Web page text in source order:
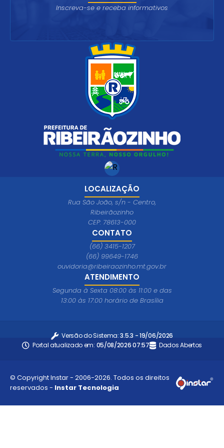
LOCALIZAÇÃO
Rua São João, s/n - Centro,
Ribeirãozinho
CEP: 78613-000
CONTATO
(66) 3415-1207
(66) 99649-1746
ouvidoria@ribeiraozinho.mt.gov.br
ATENDIMENTO
Segunda à Sexta 08:00 às 11:00 e das
13:00 às 17:00 horário de Brasília
Inscreva-se e receba informativos
Versão do Sistema:3.5.3 - 19/06/2026
Portal atualizado em: 05/08/2026 07:57 Dados Abertos
© Copyright Instar - 2006-2026. Todos os direitos
reservados - Instar Tecnologia